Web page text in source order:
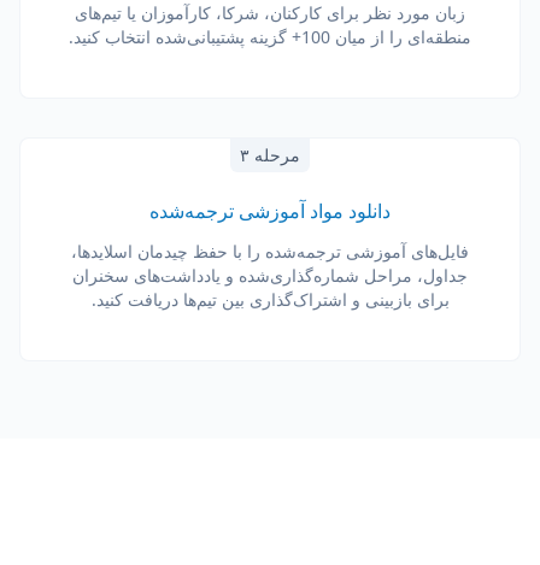
زبان مورد نظر برای کارکنان، شرکا، کارآموزان یا تیم‌های
منطقه‌ای را از میان 100+ گزینه پشتیبانی‌شده انتخاب کنید.
مرحله ۳
دانلود مواد آموزشی ترجمه‌شده
فایل‌های آموزشی ترجمه‌شده را با حفظ چیدمان اسلایدها،
جداول، مراحل شماره‌گذاری‌شده و یادداشت‌های سخنران
برای بازبینی و اشتراک‌گذاری بین تیم‌ها دریافت کنید.